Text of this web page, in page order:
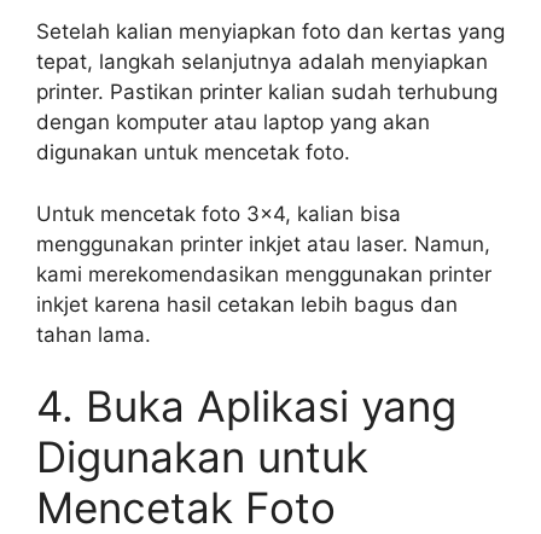
Setelah kalian menyiapkan foto dan kertas yang
tepat, langkah selanjutnya adalah menyiapkan
printer. Pastikan printer kalian sudah terhubung
dengan komputer atau laptop yang akan
digunakan untuk mencetak foto.
Untuk mencetak foto 3×4, kalian bisa
menggunakan printer inkjet atau laser. Namun,
kami merekomendasikan menggunakan printer
inkjet karena hasil cetakan lebih bagus dan
tahan lama.
4. Buka Aplikasi yang
Digunakan untuk
Mencetak Foto